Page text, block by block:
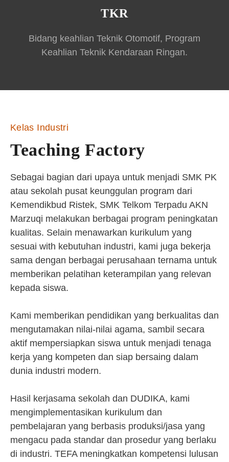
TKR
Bidang keahlian Teknik Otomotif, Program
Keahlian Teknik Kendaraan Ringan.
Kelas Industri
Teaching Factory
Sebagai bagian dari upaya untuk menjadi SMK PK
atau sekolah pusat keunggulan program dari
Kemendikbud Ristek, SMK Telkom Terpadu AKN
Marzuqi melakukan berbagai program peningkatan
kualitas. Selain menawarkan kurikulum yang
sesuai with kebutuhan industri, kami juga bekerja
sama dengan berbagai perusahaan ternama untuk
memberikan pelatihan keterampilan yang relevan
kepada siswa.
Kami memberikan pendidikan yang berkualitas dan
mengutamakan nilai-nilai agama, sambil secara
aktif mempersiapkan siswa untuk menjadi tenaga
kerja yang kompeten dan siap bersaing dalam
dunia industri modern.
Hasil kerjasama sekolah dan DUDIKA, kami
mengimplementasikan kurikulum dan
pembelajaran yang berbasis produksi/jasa yang
mengacu pada standar dan prosedur yang berlaku
di industri. TEFA meningkatkan kompetensi lulusan